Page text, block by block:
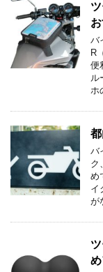
バ
R
便
ル
ホ
バ
ク
め
イ
が